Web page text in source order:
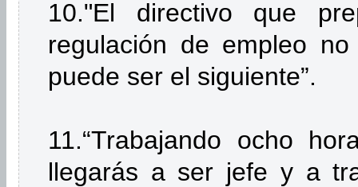
10."El directivo que
regulación de empleo
puede ser el siguiente”.
11.“Trabajando ocho
llegarás a ser jefe y a